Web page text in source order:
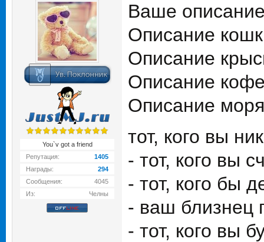
You`v got a friend
Репутация:
1405
Награды:
294
Сообщения:
4045
Из:
Челны
Ваше
Описание
Описание
Описание
Описание
тот, кого вы
- тот, кого вы
- тот, кого бы
- ваш близнец
- тот, кого вы